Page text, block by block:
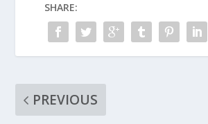
SHARE:
PREVIOUS